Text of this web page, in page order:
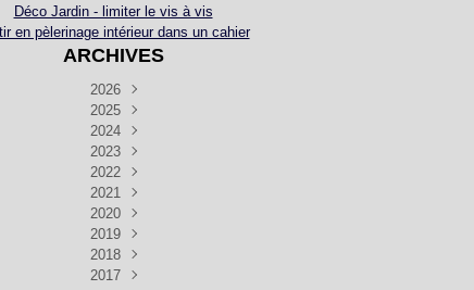
Déco Jardin - limiter le vis à vis
en pèlerinage intérieur dans un cahier
ARCHIVES
2026
Juillet(5)
Juin
(4)
Mai
(3)
Avril
(3)
Mars
(3)
Janvier(1)
2025
Décembre
Novembre
Octobre
Septembre
Août
(1)
Juillet(2)
Juin
(1)
Mai
(1)
2024
Décembre
Novembre
Octobre
Septembre
Août
(2)
Juillet(4)
Juin
(4)
2023
Décembre
Novembre
Octobre
Septembre
Août
(2)
Juillet(1)
2022
Décembre
Novembre
Octobre
Septembre
Août
(4)
2021
Décembre
Novembre
Septembre
Août
(2)
2020
Décembre
Novembre
Octobre
2019
Décembre
Novembre
2018
Décembre
2017